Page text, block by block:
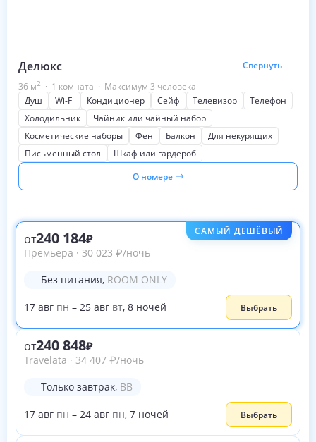
Делюкс
Свернуть
36 м2 · 1 комната · Максимум 3 человека
Душ
Wi-Fi Кондиционер Сейф Телевизор
Телефон
Холодильник
Чайник или чайный набор
Косметические наборы
Фен Балкон
Для некурящих
Письменный стол
Шкаф или гардероб
О номере
САМЫЙ ДЕШЁВЫЙ
от240 184
Премьера · 30 023 ₽/ночь
Без питания, ROOM ONLY
17 авг пн – 25 авг вт, 8 ночей Выбрать
от240 848
Travelata · 34 407 ₽/ночь
Только завтрак, BB
17 авг пн – 24 авг пн, 7 ночей Выбрать